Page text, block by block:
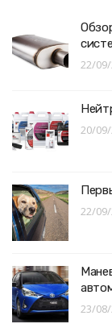
22/
20/
22/
23/